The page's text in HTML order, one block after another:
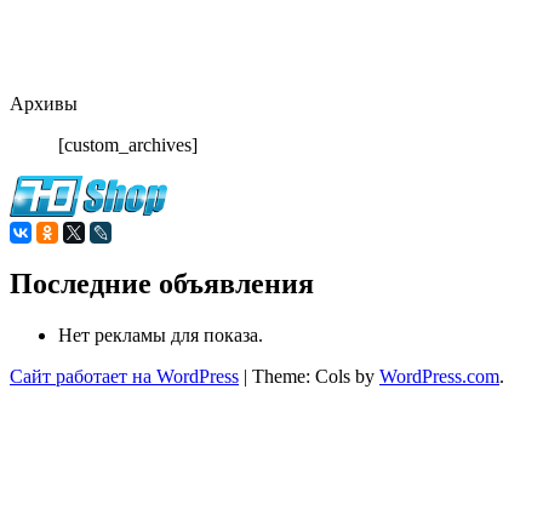
Архивы
[custom_archives]
Последние объявления
Нет рекламы для показа.
Сайт работает на WordPress | Theme: Cols by WordPress.com.